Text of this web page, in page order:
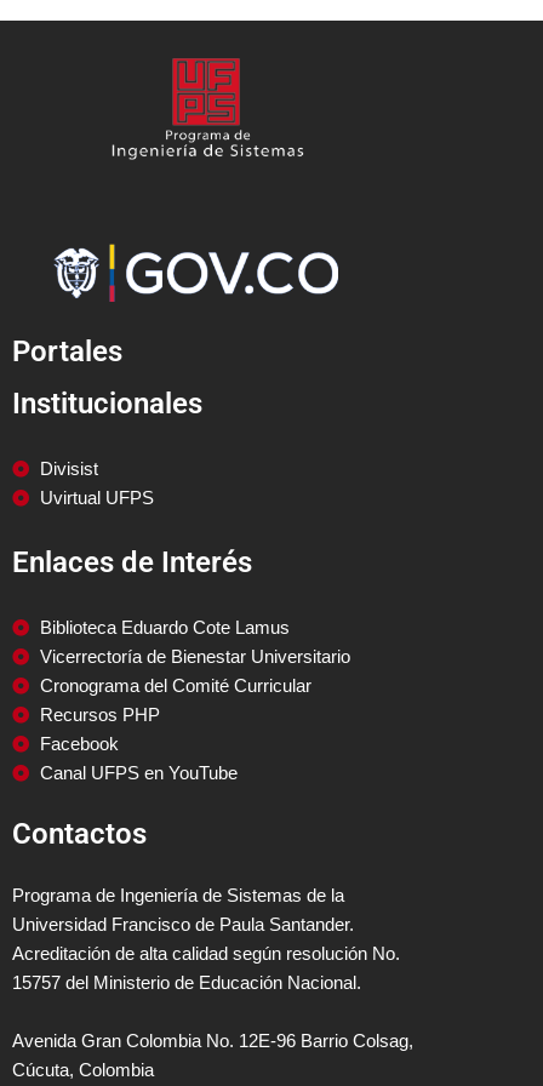
Portales
Institucionales
Divisist
Uvirtual UFPS
Enlaces de Interés
Biblioteca Eduardo Cote Lamus
Vicerrectoría de Bienestar Universitario
Cronograma del Comité Curricular
Recursos PHP
Facebook
Canal UFPS en YouTube
Contactos
Programa de Ingeniería de Sistemas de la
Universidad Francisco de Paula Santander.
Acreditación de alta calidad según resolución No.
15757 del Ministerio de Educación Nacional.
Avenida Gran Colombia No. 12E-96 Barrio Colsag,
Cúcuta, Colombia